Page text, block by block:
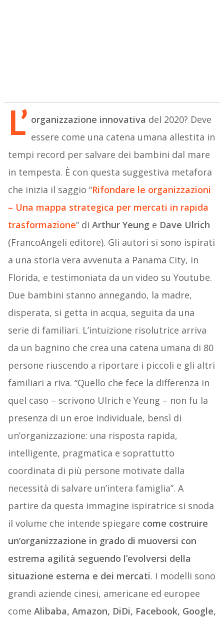
L’ organizzazione innovativa del 2020? Deve
essere come una catena umana allestita in
tempi record per salvare dei bambini dal mare
in tempesta. È con questa suggestiva metafora
che inizia il saggio “Rifondare le organizzazioni
– Una mappa strategica per mercati in rapida
trasformazione” di Arthur Yeung e Dave Ulrich
(FrancoAngeli editore). Gli autori si sono ispirati
a una storia vera avvenuta a Panama City, in
Florida, e testimoniata da un video su Youtube.
Due bambini stanno annegando, la madre,
disperata, si getta in acqua, seguita da una
serie di familiari. L’intuizione risolutrice arriva
da un bagnino che crea una catena umana di 80
persone riuscendo a riportare i piccoli e gli altri
familiari a riva. “Quello che fece la differenza in
quel caso – scrivono Ulrich e Yeung – non fu la
presenza di un eroe individuale, bensì di
un’organizzazione: una risposta rapida,
intelligente, pragmatica e soprattutto
coordinata di più persone motivate dalla
necessità di salvare un’intera famiglia”. A
partire da questa immagine ispiratrice si snoda
il volume che intende spiegare come costruire
un’organizzazione in grado di muoversi con
estrema agilità seguendo l’evolversi della
situazione esterna e dei mercati. I modelli sono
grandi aziende cinesi, americane ed europee
come Alibaba, Amazon, DiDi, Facebook, Google,